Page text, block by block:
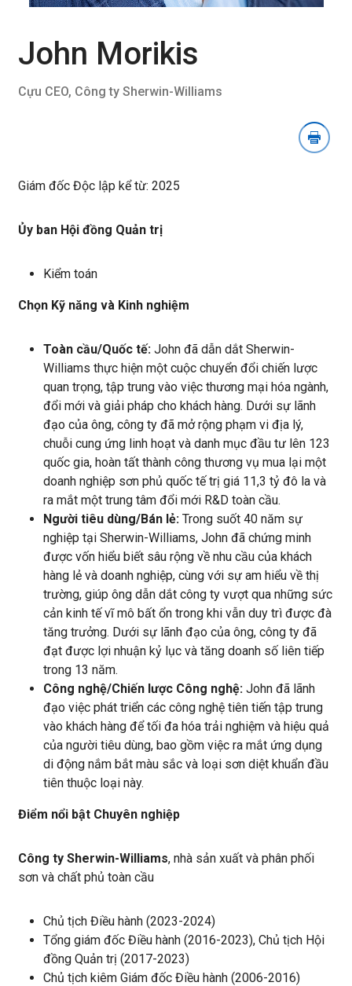
John Morikis
Cựu CEO, Công ty Sherwin-Williams
Giám đốc Độc lập kể từ: 2025
Ủy ban Hội đồng Quản trị
Kiểm toán
Chọn Kỹ năng và Kinh nghiệm
Toàn cầu/Quốc tế: John đã dẫn dắt Sherwin-
Williams thực hiện một cuộc chuyển đổi chiến lược
quan trọng, tập trung vào việc thương mại hóa ngành,
đổi mới và giải pháp cho khách hàng. Dưới sự lãnh
đạo của ông, công ty đã mở rộng phạm vi địa lý,
chuỗi cung ứng linh hoạt và danh mục đầu tư lên 123
quốc gia, hoàn tất thành công thương vụ mua lại một
doanh nghiệp sơn phủ quốc tế trị giá 11,3 tỷ đô la và
ra mắt một trung tâm đổi mới R&D toàn cầu.
Người tiêu dùng/Bán lẻ: Trong suốt 40 năm sự
nghiệp tại Sherwin-Williams, John đã chứng minh
được vốn hiểu biết sâu rộng về nhu cầu của khách
hàng lẻ và doanh nghiệp, cùng với sự am hiểu về thị
trường, giúp ông dẫn dắt công ty vượt qua những sức
cản kinh tế vĩ mô bất ổn trong khi vẫn duy trì được đà
tăng trưởng. Dưới sự lãnh đạo của ông, công ty đã
đạt được lợi nhuận kỷ lục và tăng doanh số liên tiếp
trong 13 năm.
Công nghệ/Chiến lược Công nghệ: John đã lãnh
đạo việc phát triển các công nghệ tiên tiến tập trung
vào khách hàng để tối đa hóa trải nghiệm và hiệu quả
của người tiêu dùng, bao gồm việc ra mắt ứng dụng
di động nắm bắt màu sắc và loại sơn diệt khuẩn đầu
tiên thuộc loại này.
Điểm nổi bật Chuyên nghiệp
Công ty Sherwin-Williams, nhà sản xuất và phân phối
sơn và chất phủ toàn cầu
Chủ tịch Điều hành (2023-2024)
Tổng giám đốc Điều hành (2016-2023), Chủ tịch Hội
đồng Quản trị (2017-2023)
Chủ tịch kiêm Giám đốc Điều hành (2006-2016)
mục